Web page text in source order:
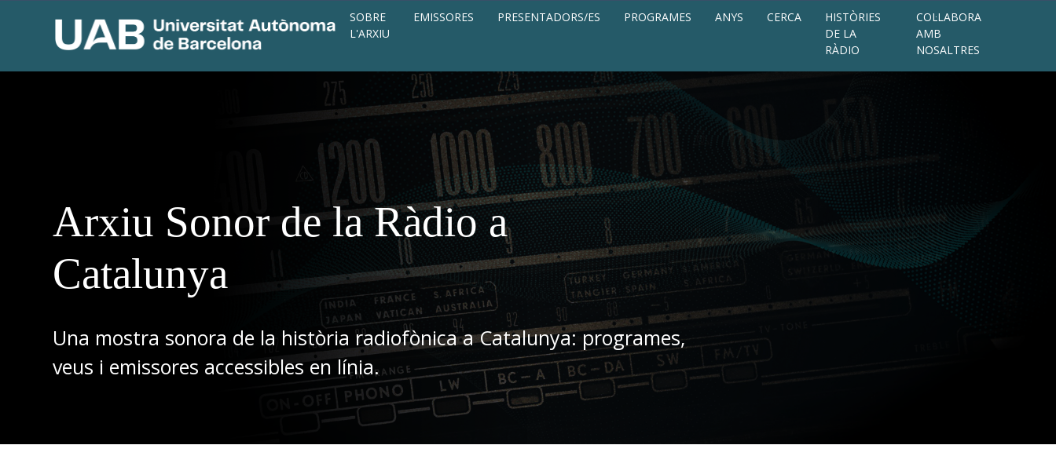
SOBRE
L'ARXIU
EMISSORES PRESENTADORS/ES PROGRAMES ANYS CERCA
HISTÒRIES
DE LA
RÀDIO
COL·LABORA
AMB
NOSALTRES
Arxiu Sonor de la Ràdio a
Catalunya
Una mostra sonora de la història radiofònica a Catalunya: programes,
veus i emissores accessibles en línia.